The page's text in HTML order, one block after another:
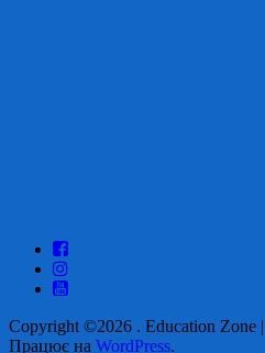
Copyright ©2026 . Education Zone
Працює на WordPress.